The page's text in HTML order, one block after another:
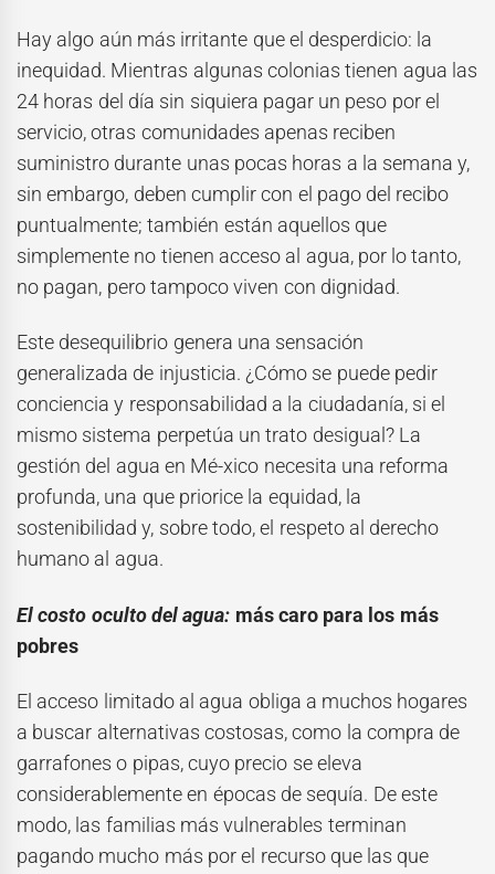
Hay algo aún más irritante que el desperdicio: la
inequidad. Mientras algunas colonias tienen agua las
24 horas del día sin siquiera pagar un peso por el
servicio, otras comunidades apenas reciben
suministro durante unas pocas horas a la semana y,
sin embargo, deben cumplir con el pago del recibo
puntualmente; también están aquellos que
simplemente no tienen acceso al agua, por lo tanto,
no pagan, pero tampoco viven con dignidad.
Este desequilibrio genera una sensación
generalizada de injusticia. ¿Cómo se puede pedir
conciencia y responsabilidad a la ciudadanía, si el
mismo sistema perpetúa un trato desigual? La
gestión del agua en Mé-xico necesita una reforma
profunda, una que priorice la equidad, la
sostenibilidad y, sobre todo, el respeto al derecho
humano al agua.
El costo oculto del agua: más caro para los más
pobres
El acceso limitado al agua obliga a muchos hogares
a buscar alternativas costosas, como la compra de
garrafones o pipas, cuyo precio se eleva
considerablemente en épocas de sequía. De este
modo, las familias más vulnerables terminan
pagando mucho más por el recurso que las que